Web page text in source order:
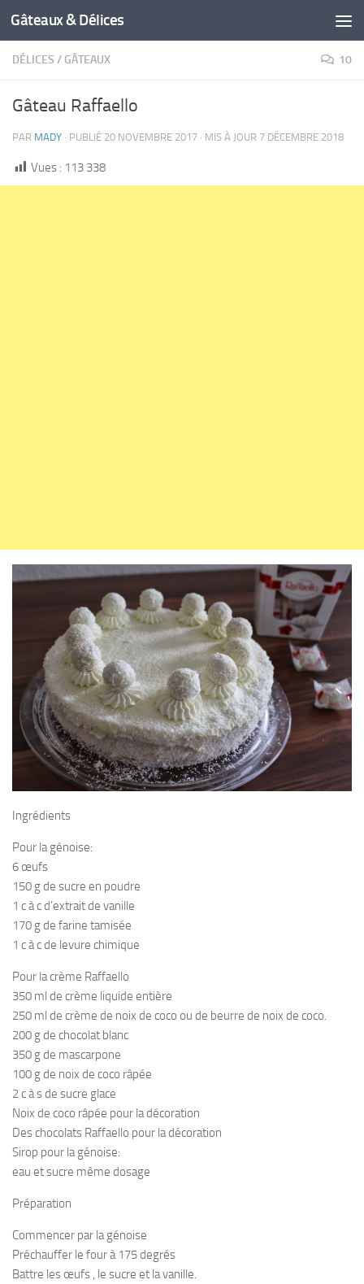
Gâteaux & Délices
DÉLICES / GÂTEAUX 10
Gâteau Raffaello
PAR MADY · PUBLIÉ 20 NOVEMBRE 2017 · MIS À JOUR 7 DÉCEMBRE 2018
Vues : 113 338
Ingrédients
Pour la génoise:
6 œufs
150 g de sucre en poudre
1 c à c d’extrait de vanille
170 g de farine tamisée
1 c à c de levure chimique
Pour la crème Raffaello
350 ml de crème liquide entière
250 ml de crème de noix de coco ou de beurre de noix de coco.
200 g de chocolat blanc
350 g de mascarpone
100 g de noix de coco râpée
2 c à s de sucre glace
Noix de coco râpée pour la décoration
Des chocolats Raffaello pour la décoration
Sirop pour la génoise:
eau et sucre même dosage
Préparation
Commencer par la génoise
Préchauffer le four à 175 degrés
Battre les œufs , le sucre et la vanille.